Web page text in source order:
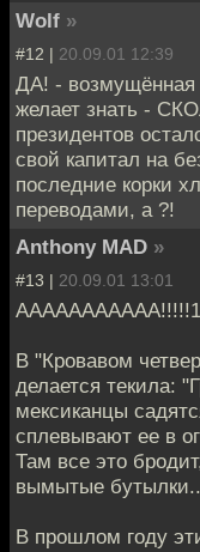
Wolf »
#12 | 20.09.01 12:39
ДА! - возмущённая
желает знать -
президентов
свой капитал на
последние корки
переводами, а ?!
Anthony MAD »
#13 | 20.09.01 13:01
В "Кровавом
делается текила:
мексиканцы
сплевывают ее в
Там все это
вымытые
В прошлом году